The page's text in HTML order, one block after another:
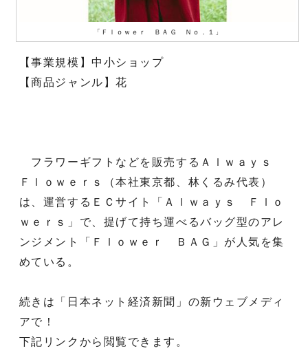
「Ｆｌｏｗｅｒ ＢＡＧ Ｎｏ．１」
【事業規模】中小ショップ
【商品ジャンル】花
フラワーギフトなどを販売するＡｌｗａｙｓ
Ｆｌｏｗｅｒｓ（本社東京都、林くるみ代表）
は、運営するＥＣサイト「Ａｌｗａｙｓ Ｆｌｏ
ｗｅｒｓ」で、提げて持ち運べるバッグ型のアレ
ンジメント「Ｆｌｏｗｅｒ ＢＡＧ」が人気を集
めている。
続きは「日本ネット経済新聞」の新ウェブメディ
アで！
下記リンクから閲覧できます。